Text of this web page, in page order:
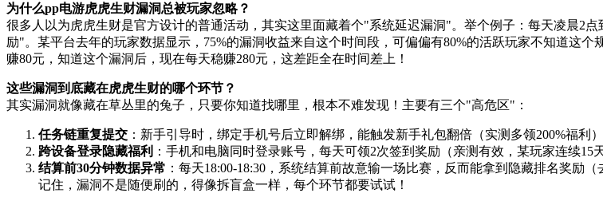
为什么pp电游虎虎生财漏洞总被玩家忽略？
很多人以为虎虎生财是官方设计的普通活动，其实这里面藏着个"系统延迟漏洞"。举个例子：每天凌晨2
励"。某平台去年的玩家数据显示，75%的漏洞收益来自这个时间段，可偏偏有80%的活跃玩家不知道这
赚80元，知道这个漏洞后，现在每天稳赚280元，这差距全在时间差上！
这些漏洞到底藏在虎虎生财的哪个环节？
其实漏洞就像藏在草丛里的兔子，只要你知道找哪里，根本不难发现！主要有三个"高危区"：
任务链重复提交 ：新手引导时，绑定手机号后立即解绑，能触发新手礼包翻倍（实测多领200%福利）
跨设备登录隐藏福利 ：手机和电脑同时登录账号，每天可领2次签到奖励（亲测有效，某玩家连续15
结算前30分钟数据异常 ：每天18:00-18:30，系统结算前故意输一场比赛，反而能拿到隐藏排名奖励
记住，漏洞不是随便刷的，得像拆盲盒一样，每个环节都要试试！